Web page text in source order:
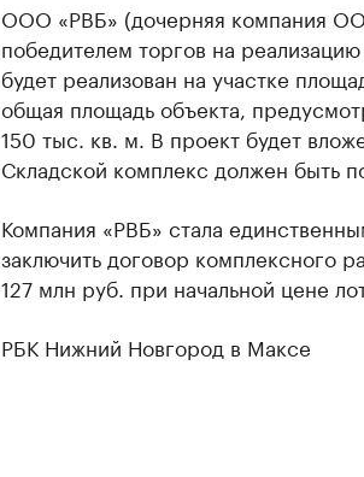
ООО «РВБ» (дочерняя компания
победителем торгов на
будет реализован на участке
общая площадь объекта,
150 тыс. кв. м. В проект будет
Складской комплекс должен быть
Компания «РВБ» стала
заключить договор комплексного
127 млн руб. при начальной цене
РБК Нижний Новгород в Максе